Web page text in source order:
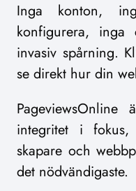
Inga konton,
konfigurera, inga
invasiv spårning.
se direkt hur din
integritet i fokus,
skapare och
det nödvändigaste.